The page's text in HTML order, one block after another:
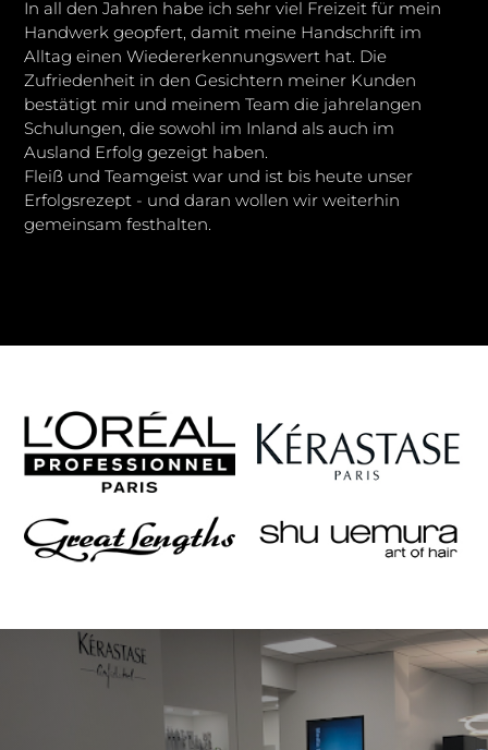
In all den Jahren habe ich sehr viel Freizeit für mein
Handwerk geopfert, damit meine Handschrift im
Alltag einen Wiedererkennungswert hat. Die
Zufriedenheit in den Gesichtern meiner Kunden
bestätigt mir und meinem Team die jahrelangen
Schulungen, die sowohl im Inland als auch im
Ausland Erfolg gezeigt haben.
Fleiß und Teamgeist war und ist bis heute unser
Erfolgsrezept - und daran wollen wir weiterhin
gemeinsam festhalten.